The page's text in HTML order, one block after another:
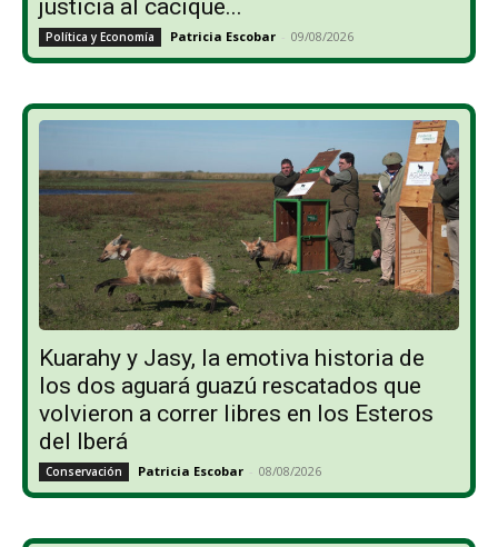
justicia al cacique...
Política y Economía Patricia Escobar - 09/08/2026
Kuarahy y Jasy, la emotiva historia de
los dos aguará guazú rescatados que
volvieron a correr libres en los Esteros
del Iberá
Conservación Patricia Escobar - 08/08/2026